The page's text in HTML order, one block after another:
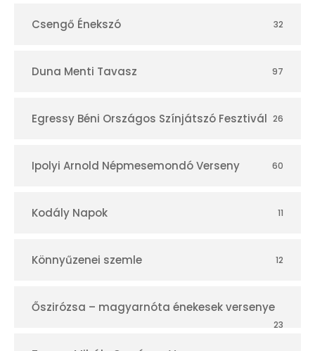
Csengő Énekszó 32
Duna Menti Tavasz 97
Egressy Béni Országos Színjátszó Fesztivál 26
Ipolyi Arnold Népmesemondó Verseny 60
Kodály Napok 11
Könnyűzenei szemle 12
Őszirózsa – magyarnóta énekesek versenye
23